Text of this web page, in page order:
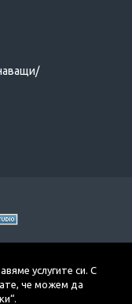
услугите си. С
че можем да